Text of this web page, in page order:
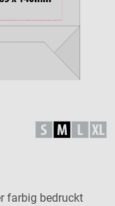
farbig bedruckt